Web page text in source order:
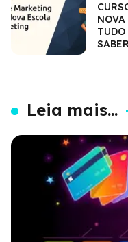
TUDO
Leia mais...